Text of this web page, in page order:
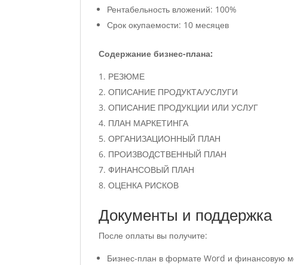
Рентабельность вложений: 100%
Срок окупаемости: 10 месяцев
Содержание бизнес-плана:
РЕЗЮМЕ
ОПИСАНИЕ ПРОДУКТА/УСЛУГИ
ОПИСАНИЕ ПРОДУКЦИИ ИЛИ УСЛУГ
ПЛАН МАРКЕТИНГА
ОРГАНИЗАЦИОННЫЙ ПЛАН
ПРОИЗВОДСТВЕННЫЙ ПЛАН
ФИНАНСОВЫЙ ПЛАН
ОЦЕНКА РИСКОВ
Документы и поддержка
После оплаты вы получите:
Бизнес-план в формате Word и финансовую